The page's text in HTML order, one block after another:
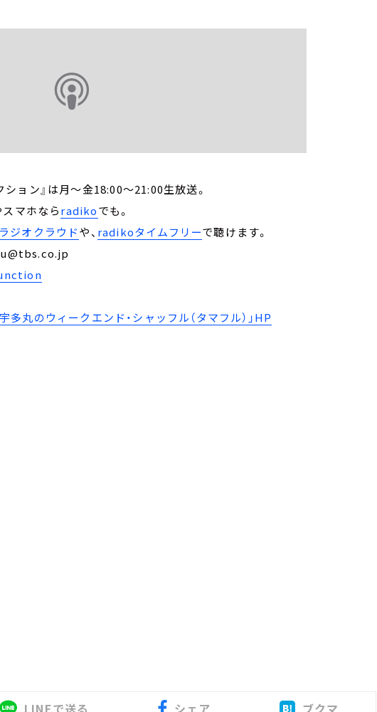
ョン』は月～金18:00～21:00生放送。
マホならradikoでも。
ジオクラウドや、 radikoタイムフリーで聴けます。
多丸のウィークエンド・シャッフル（タマフル）」HP
LINEで送る シェア ブクマ